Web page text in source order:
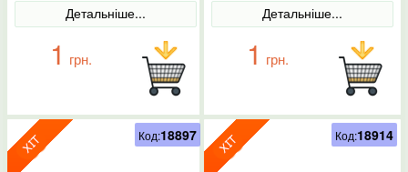
Детальніше...
1 грн.
Детальніше...
1 грн.
Код:18897 Код:18914